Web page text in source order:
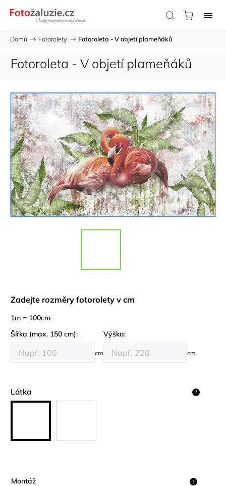
Domů / Fotorolety / Fotoroleta - V objetí plameňáků
Fotoroleta - V objetí plameňáků
Zadejte rozměry fotorolety v cm
1m = 100cm
Šířka (max. 150 cm):
cm
Výška:
cm
Látka ?
Montáž ?